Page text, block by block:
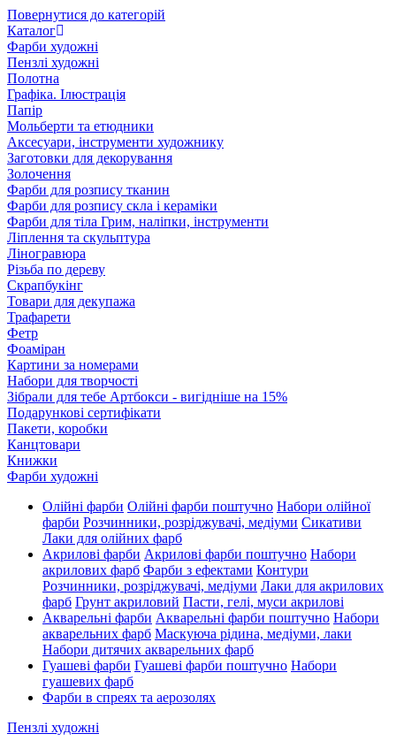
Повернутися до категорій
Каталог
Фарби художні
Пензлі художні
Полотна
Графіка. Ілюстрація
Папір
Мольберти та етюдники
Аксесуари, інструменти художнику
Заготовки для декорування
Золочення
Фарби для розпису тканин
Фарби для розпису скла і кераміки
Фарби для тіла Грим, наліпки, інструменти
Ліплення та скульптура
Ліногравюра
Різьба по дереву
Скрапбукінг
Товари для декупажа
Трафарети
Фетр
Фоаміран
Картини за номерами
Набори для творчості
Зібрали для тебе Артбокси - вигідніше на 15%
Подарункові сертифікати
Пакети, коробки
Канцтовари
Книжки
Фарби художні
Олійні фарби Олійні фарби поштучно Набори олійної
фарби Розчинники, розріджувачі, медіуми Сикативи
Лаки для олійних фарб
Акрилові фарби Акрилові фарби поштучно Набори
акрилових фарб Фарби з ефектами Контури
Розчинники, розріджувачі, медіуми Лаки для акрилових
фарб Грунт акриловий Пасти, гелі, муси акрилові
Акварельні фарби Акварельні фарби поштучно Набори
акварельних фарб Маскуюча рідина, медіуми, лаки
Набори дитячих акварельних фарб
Гуашеві фарби Гуашеві фарби поштучно Набори
гуашевих фарб
Фарби в спреях та аерозолях
Пензлі художні